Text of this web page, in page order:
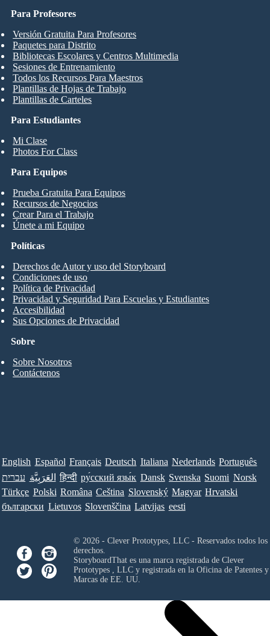
Para Estudiantes
Mi Clase
Photos For Class
Para Profesores
Versión Gratuita Para Profesores
Paquetes para Distrito
Bibliotecas Escolares y Centros Multimedia
Sesiones de Entrenamiento
Todos los Recursos Para Maestros
Plantillas de Hojas de Trabajo
Plantillas de Carteles
Para Equipos
Prueba Gratuita Para Equipos
Recursos de Negocios
Crear Para el Trabajo
Únete a mi Equipo
Sobre
Sobre Nosotros
Contáctenos
Políticas
Derechos de Autor y uso del Storyboard
Condiciones de uso
Política de Privacidad
Privacidad y Seguridad Para Escuelas y Estudiantes
Accesibilidad
Sus Opciones de Privacidad
English Español Français Deutsch Italiana Nederlands Português
עברית العَرَبِيَّة हिन्दी ру́сский язы́к Dansk Svenska Suomi Norsk
Türkçe Polski Româna Ceština Slovenský Magyar Hrvatski
български Lietuvos Slovenščina Latvijas eesti
© 2026 - Clever Prototypes, LLC - Reservados todos los
derechos.
StoryboardThat es una marca registrada de Clever
Prototypes , LLCy registrada en la Oficina de Patentes y
Marcas de EE. UU.